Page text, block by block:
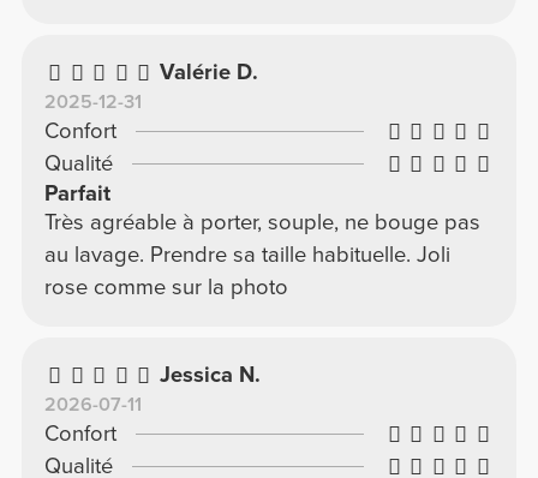
Valérie D.
2025-12-31
Confort
Qualité
Parfait
Très agréable à porter, souple, ne bouge pas
au lavage. Prendre sa taille habituelle. Joli
rose comme sur la photo
Jessica N.
2026-07-11
Confort
Qualité